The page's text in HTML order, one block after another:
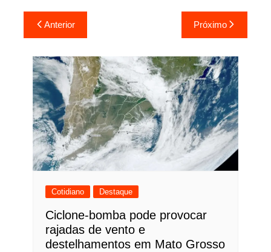
Navegação
de
Post
Anterior Próximo
Cotidiano Destaque
Ciclone-bomba pode provocar
rajadas de vento e
destelhamentos em Mato Grosso